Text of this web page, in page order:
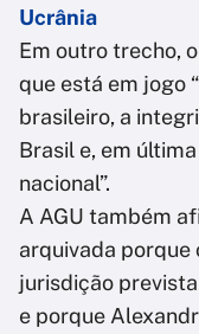
Ucrânia
Em outro trecho,
que está em jogo
brasileiro, a
Brasil e, em
nacional”.
A AGU também
arquivada porque
jurisdição
e porque